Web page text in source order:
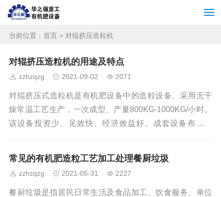
当前位置： 首页 > 对辊挤压造粒机
对辊挤压造粒机的用途及特点
zzhzqzg 2021-09-02 2071
对辊挤压式造粒机是有机肥设备中的造粒设备。采用无干
燥常温工艺生产，一次成型、产量800KG-1000KG/小时。
该设备投资少、见效快、经济效益好。成套设备布局紧
料、医药、化工、饲料等各种原料的造粒，产品成粒率
高。能生产各种浓度，多种类型（包括氯化铵、硫酸铵、
有机肥、无机肥、生物肥、磁化肥等）复混肥。特别是稀
常见的有机肥造粒工艺加工处理餐厨垃圾
zzhzqzg 2021-05-31 2227
餐厨垃圾是指居民日常生活及食品加工、饮食服务、单位